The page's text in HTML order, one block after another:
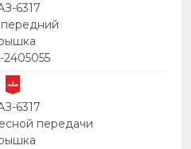
6317
2405055
6317
передачи